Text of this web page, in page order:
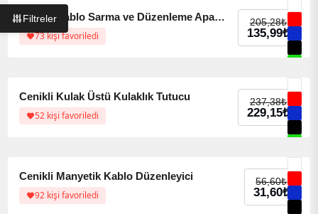
%34 indirim
%34 indirim
Cenikli Kablo Sarma ve Düzenleme Aparatı
73 kişi favoriledi
205,28₺
135,99₺
Cenikli Kulak Üstü Kulaklık Tutucu
52 kişi favoriledi
237,38₺
229,15₺
Cenikli Manyetik Kablo Düzenleyici
92 kişi favoriledi
56,60₺
31,60₺
Filtreler